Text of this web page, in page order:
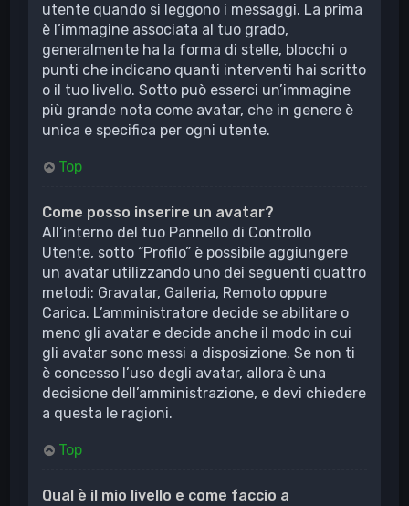
utente quando si leggono i messaggi. La prima
è l’immagine associata al tuo grado,
generalmente ha la forma di stelle, blocchi o
punti che indicano quanti interventi hai scritto
o il tuo livello. Sotto può esserci un’immagine
più grande nota come avatar, che in genere è
unica e specifica per ogni utente.
Top
Come posso inserire un avatar?
All’interno del tuo Pannello di Controllo
Utente, sotto “Profilo” è possibile aggiungere
un avatar utilizzando uno dei seguenti quattro
metodi: Gravatar, Galleria, Remoto oppure
Carica. L’amministratore decide se abilitare o
meno gli avatar e decide anche il modo in cui
gli avatar sono messi a disposizione. Se non ti
è concesso l’uso degli avatar, allora è una
decisione dell’amministrazione, e devi chiedere
a questa le ragioni.
Top
Qual è il mio livello e come faccio a